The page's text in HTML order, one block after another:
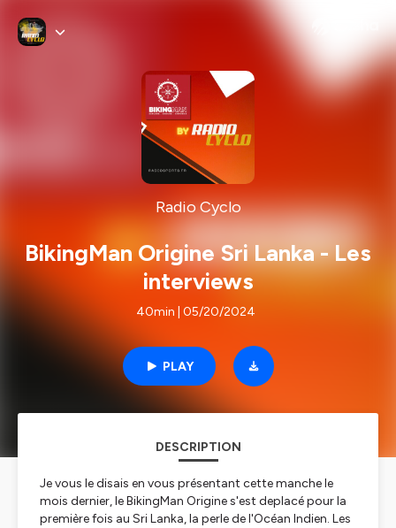
Radio Cyclo
BikingMan Origine Sri Lanka - Les
interviews
40min | 05/20/2024
PLAY
DESCRIPTION
Je vous le disais en vous présentant cette manche le
mois dernier, le BikingMan Origine s'est deplacé pour la
première fois au Sri Lanka, la perle de l'Océan Indien. Les